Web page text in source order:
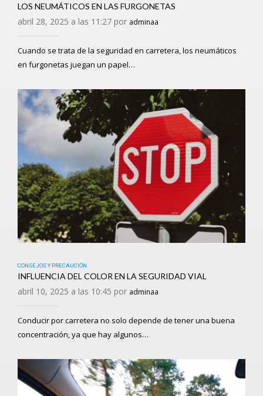
LOS NEUMÁTICOS EN LAS FURGONETAS
abril 28, 2025 a las 11:27 por adminaa
Cuando se trata de la seguridad en carretera, los neumáticos
en furgonetas juegan un papel…
CONSEJOS Y PRECAUCIÓN
INFLUENCIA DEL COLOR EN LA SEGURIDAD VIAL
abril 10, 2025 a las 10:45 por adminaa
Conducir por carretera no solo depende de tener una buena
concentración, ya que hay algunos…